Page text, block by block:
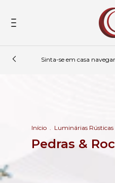
Sinta-se em casa
Início . Luminárias Rústicas
Pedras &